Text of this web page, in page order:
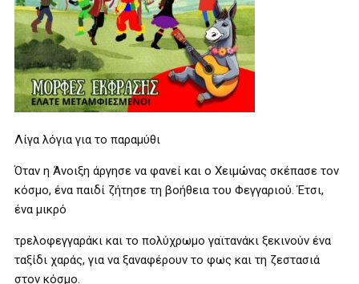
Λίγα λόγια για το παραμύθι
Όταν η Άνοιξη άργησε να φανεί και ο Χειμώνας σκέπασε τον
κόσμο, ένα παιδί ζήτησε τη βοήθεια του Φεγγαριού. Έτσι,
ένα μικρό
τρελοφεγγαράκι και το πολύχρωμο γαϊτανάκι ξεκινούν ένα
ταξίδι χαράς, για να ξαναφέρουν το φως και τη ζεστασιά
στον κόσμο.